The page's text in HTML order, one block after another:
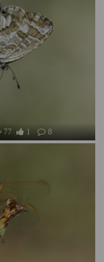
77 1 8